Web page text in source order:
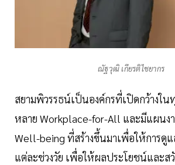
ณัฐวุฒิ เกียรติไชยากร
สยามพิวรรธน์เป็นองค์กรที่เปิดกว้างใน
หลาย Workplace-for-All และมีแผนง
Well-being ที่สร้างขึ้นมาเพื่อให้การดู
แต่ละช่วงวัย เพื่อให้ผลประโยชน์และส